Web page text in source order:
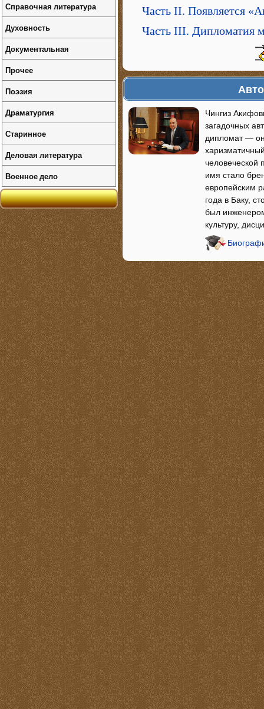
Часть II. Появляется
Часть III. Дипломатия
Чингиз
загадочных
дипломат —
человеческой
имя стало
европейским
года в Баку,
был
культуру,
Справочная литература
Духовность
Документальная
Прочее
Поэзия
Драматургия
Старинное
Деловая литература
Военное дело